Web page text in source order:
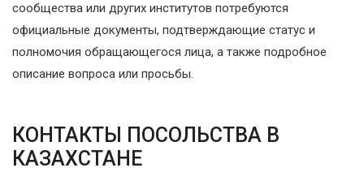
сообщества или других институтов потребуются
официальные документы, подтверждающие статус и
полномочия обращающегося лица, а также подробное
описание вопроса или просьбы.
КОНТАКТЫ ПОСОЛЬСТВА В
КАЗАХСТАНЕ